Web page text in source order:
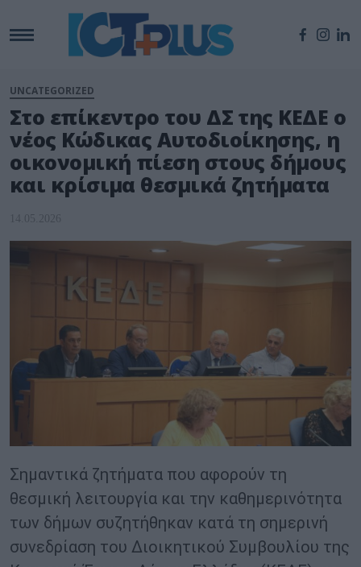
UNCATEGORIZED
Στο επίκεντρο του ΔΣ της ΚΕΔΕ ο
νέος Κώδικας Αυτοδιοίκησης, η
οικονομική πίεση στους δήμους
και κρίσιμα θεσμικά ζητήματα
14.05.2026
Σημαντικά ζητήματα που αφορούν τη
θεσμική λειτουργία και την καθημερινότητα
των δήμων συζητήθηκαν κατά τη σημερινή
συνεδρίαση του Διοικητικού Συμβουλίου της